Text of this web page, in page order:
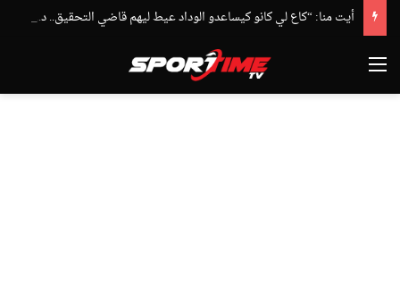
أيت منا: “كاع لي كانو كيساعدو الوداد عيط ليهم قاضي التحقيق.. دابا حتى شي واحد ما بقا باغي يعاون”
القائمة